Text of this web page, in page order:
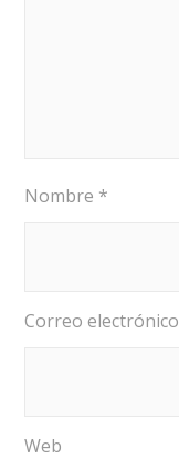
Nombre *
Correo electrónico
Web